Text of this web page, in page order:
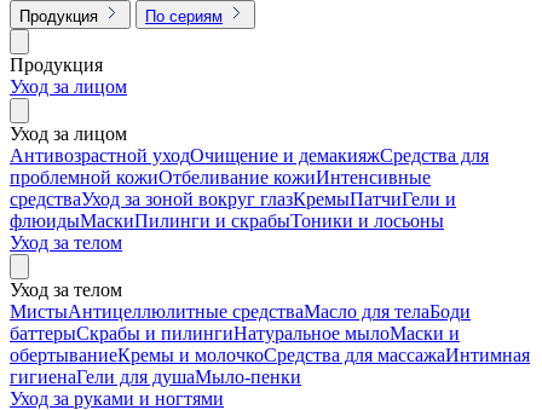
Продукция По сериям
Продукция
Уход за лицом
Уход за лицом
Антивозрастной уходОчищение и демакияжСредства для
проблемной кожиОтбеливание кожиИнтенсивные
средстваУход за зоной вокруг глазКремыПатчиГели и
флюидыМаскиПилинги и скрабыТоники и лосьоны
Уход за телом
Уход за телом
МистыАнтицеллюлитные средстваМасло для телаБоди
баттерыСкрабы и пилингиНатуральное мылоМаски и
обертываниеКремы и молочкоСредства для массажаИнтимная
гигиенаГели для душаМыло-пенки
Уход за руками и ногтями